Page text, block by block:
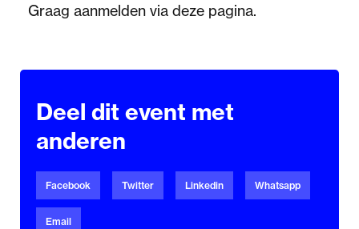
Graag aanmelden via deze pagina.
Deel dit event met
anderen
Facebook Twitter Linkedin Whatsapp
Email